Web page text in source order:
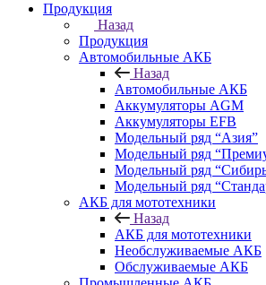
Продукция
Назад
Продукция
Автомобильные АКБ
Назад
Автомобильные АКБ
Аккумуляторы AGM
Аккумуляторы EFB
Модельный ряд “Азия”
Модельный ряд
Модельный ряд
Модельный ряд
АКБ для мототехники
Назад
АКБ для мототехники
Необслуживаемые АКБ
Обслуживаемые АКБ